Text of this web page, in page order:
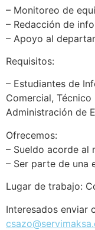
– Monitoreo de
– Redacción de
– Apoyo al
Requisitos:
– Estudiantes de
Comercial,
Administración de
Ofrecemos:
– Sueldo acorde al
– Ser parte de una
Lugar de trabajo:
Interesados enviar